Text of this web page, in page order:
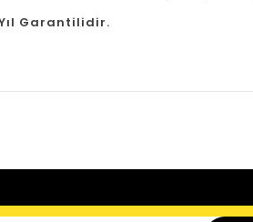
Garantilidir.